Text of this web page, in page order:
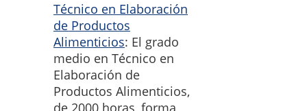
Técnico en Elaboración
de Productos
Alimenticios: El grado
medio en Técnico en
Elaboración de
Productos Alimenticios,